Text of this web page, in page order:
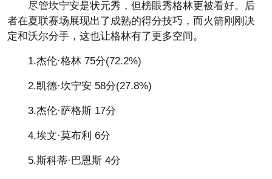
尽管坎宁安是状元秀，但榜眼秀格林更被看好。后
者在夏联赛场展现出了成熟的得分技巧，而火箭刚刚决
定和沃尔分手，这也让格林有了更多空间。
1.杰伦·格林 75分(72.2%)
2.凯德·坎宁安 58分(27.8%)
3.杰伦·萨格斯 17分
4.埃文·莫布利 6分
5.斯科蒂·巴恩斯 4分